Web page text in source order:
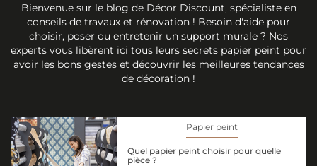
Bienvenue sur le blog de Décor Discount, spécialiste en
conseils de travaux et rénovation ! Besoin d'aide pour
choisir, poser ou entretenir un support murale ? Nos
experts vous libèrent ici tous leurs secrets papier peint pour
avoir les bons gestes et découvrir les meilleures tendances
de décoration !
Papier peint
Quel papier peint choisir pour quelle
pièce ?